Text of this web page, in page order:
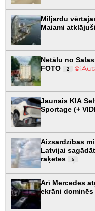
Miljardu
Maiami
Netālu no
FOTO
2
Jaunais KIA
Sportage (+
Aizsardzības
Latvijai
raķetes
5
Arī Mercedes
ekrāni dominēs